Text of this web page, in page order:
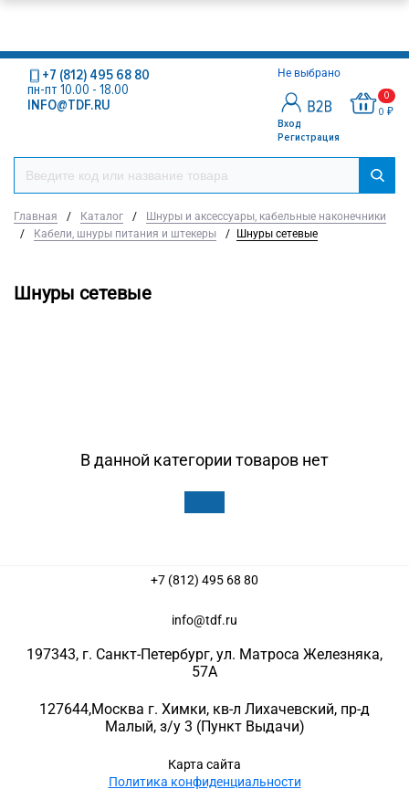
Не выбрано
Вход
Регистрация
0
0 ₽
+7 (812) 495 68 80
пн-пт 10.00 - 18.00
INFO@TDF.RU
Главная / Каталог /
Шнуры и аксессуары, кабельные наконечники
/
Кабели, шнуры питания и штекеры / Шнуры сетевые
Шнуры сетевые
В данной категории товаров нет
+7 (812) 495 68 80
info@tdf.ru
197343, г. Санкт-Петербург, ул. Матроса Железняка,
57A
127644,Москва г. Химки, кв-л Лихачевский, пр-д
Малый, з/у 3 (Пункт Выдачи)
Карта сайта
Политика конфиденциальности